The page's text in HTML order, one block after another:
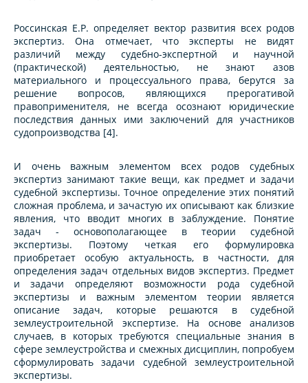
Россинская Е.Р. определяет вектор развития всех родов
экспертиз. Она отмечает, что эксперты не видят
различий между судебно-экспертной и научной
(практической) деятельностью, не знают азов
материального и процессуального права, берутся за
решение вопросов, являющихся прерогативой
правоприменителя, не всегда осознают юридические
последствия данных ими заключений для участников
судопроизводства [4].
И очень важным элементом всех родов судебных
экспертиз занимают такие вещи, как предмет и задачи
судебной экспертизы. Точное определение этих понятий
сложная проблема, и зачастую их описывают как близкие
явления, что вводит многих в заблуждение. Понятие
задач - основополагающее в теории судебной
экспертизы. Поэтому четкая его формулировка
приобретает особую актуальность, в частности, для
определения задач отдельных видов экспертиз. Предмет
и задачи определяют возможности рода судебной
экспертизы и важным элементом теории является
описание задач, которые решаются в судебной
землеустроительной экспертизе. На основе анализов
случаев, в которых требуются специальные знания в
сфере землеустройства и смежных дисциплин, попробуем
сформулировать задачи судебной землеустроительной
экспертизы.